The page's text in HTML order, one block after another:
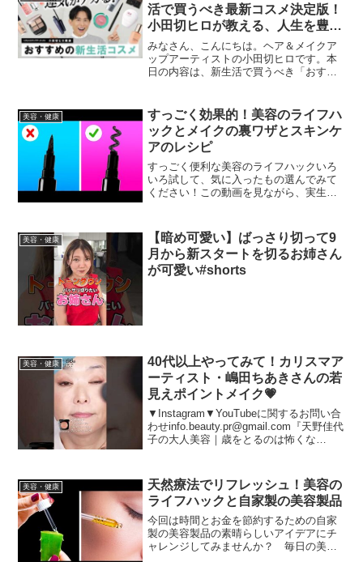
活で買うべき最新コスメ決定版！
小田切ヒロが教える、人生を豊か
にする春の買い足し名品🤍
みなさん、こんにちは。ヘア＆メイクア
ップアーティストの小田切ヒロです。本
日の内容は、新生活で買うべき「おすす
て大切な出会いの季節。そんな時には、
コスメを新調して運気を動...
美容・健康
すっごく効果的！美容のライフハ
ックとメイクの裏ワザとスキンケ
アのレシピ
すっごく便利な美容のライフハックいろ
いろ試して、気に入ったもの選んでみて
ください！この動画を見ながら、実生活
なく、簡単な美容ルーティンにもチャレ
ンジ！ アイライナーの作...
美容・健康
【暗め可愛い】ばっさり切って9
月から新スタートを切るお姉さん
が可愛い#shorts
美容・健康
40代以上やってみて！カリスマア
ーティスト・嶋田ちあきさんの若
見えポイントメイク💗
▼Instagram▼YouTubeに関するお問い合
わせinfo.beauty.pr@gmail.com『天野佳代
子の大人美容｜歳をとるのは怖くな
録をしてお見逃しな...
美容・健康
天然療法でリフレッシュ！美容の
ライフハックと自家製の美容製品
今回は時間とお金を節約するための自家
製の美容製品の素晴らしいアイデアにチ
ャレンジしてみませんか？ 毎日の美容